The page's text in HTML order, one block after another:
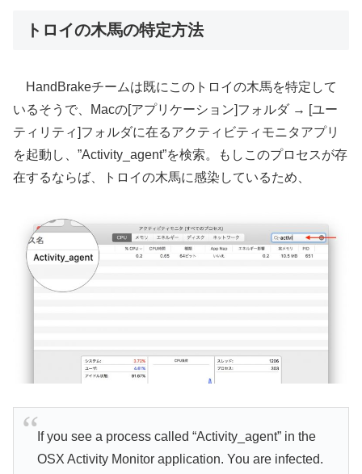
トロイの木馬の特定方法
HandBrakeチームは既にこのトロイの木馬を特定して
いるそうで、Macの[アプリケーション]フォルダ → [ユー
ティリティ]フォルダに在るアクティビティモニタアプリ
を起動し、”Activity_agent”を検索。もしこのプロセスが存
在するならば、トロイの木馬に感染しているため、
If you see a process called “Activity_agent” in the
OSX Activity Monitor application. You are infected.